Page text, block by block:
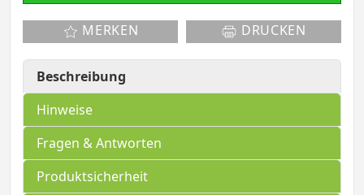
MERKEN DRUCKEN
Beschreibung
Hinweise
Fragen & Antworten
Produktsicherheit